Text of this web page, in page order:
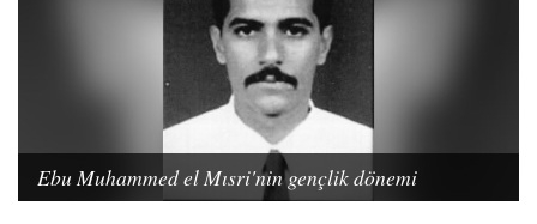
Ebu Muhammed el Mısri'nin gençlik dönemi